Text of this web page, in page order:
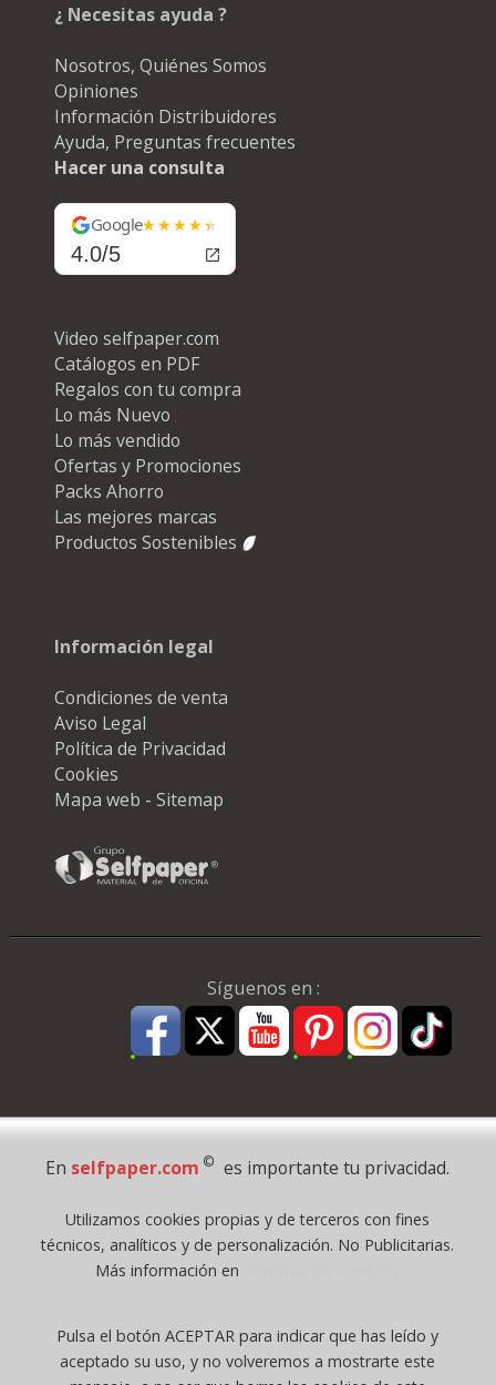
¿ Necesitas ayuda ?
Nosotros, Quiénes Somos
Opiniones
Información Distribuidores
Ayuda, Preguntas frecuentes
Hacer una consulta
Google
4.0/5
Video selfpaper.com
Catálogos en PDF
Regalos con tu compra
Lo más Nuevo
Lo más vendido
Ofertas y Promociones
Packs Ahorro
Las mejores marcas
Productos Sostenibles
Información legal
Condiciones de venta
Aviso Legal
Política de Privacidad
Cookies
Mapa web - Sitemap
Síguenos en :
Pago Seguro
Todos los derechos reservados
©selfpaper.com, y las webs de ©gruposelfpaper.org están gestionadas, y
Registro Mercantil de Valencia ( España ) CEE:
Tomo 7263, Libro 4565, Folio 1, Sección 8, Hoja V-85203.
En selfpaper.com © es importante tu privacidad.
Utilizamos cookies propias y de terceros con fines
técnicos, analíticos y de personalización. No Publicitarias.
Más información en
Pulsa el botón ACEPTAR para indicar que has leído y
aceptado su uso, y no volveremos a mostrarte este